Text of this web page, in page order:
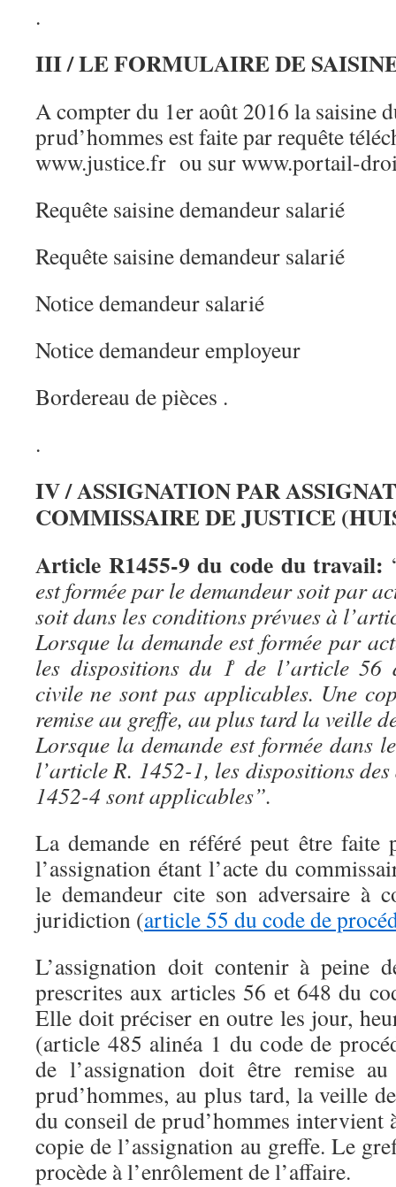
.
III / LE FORMULAIRE DE
A compter du 1er août 2016 la saisine
prud’hommes est faite par requête
www.justice.fr ou sur www.portail-
Requête saisine demandeur salarié
Requête saisine demandeur salarié
Notice demandeur salarié
Notice demandeur employeur
Bordereau de pièces .
.
IV / ASSIGNATION PAR
COMMISSAIRE DE JUSTICE
Article R1455-9 du code du travail:
est formée par le demandeur soit par
soit dans les conditions prévues à
Lorsque la demande est formée par
les dispositions du 1̊ de l’article 56
civile ne sont pas applicables. Une
remise au greffe, au plus tard la veille
Lorsque la demande est formée dans
l’article R. 1452-1, les dispositions
1452-4 sont applicables”.
La demande en référé peut être faite
l’assignation étant l’acte du
le demandeur cite son adversaire à
juridiction (article 55 du code de
L’assignation doit contenir à peine
prescrites aux articles 56 et 648 du
Elle doit préciser en outre les jour,
(article 485 alinéa 1 du code de
de l’assignation doit être remise
prud’hommes, au plus tard, la veille
du conseil de prud’hommes intervient
copie de l’assignation au greffe. Le
procède à l’enrôlement de l’affaire.